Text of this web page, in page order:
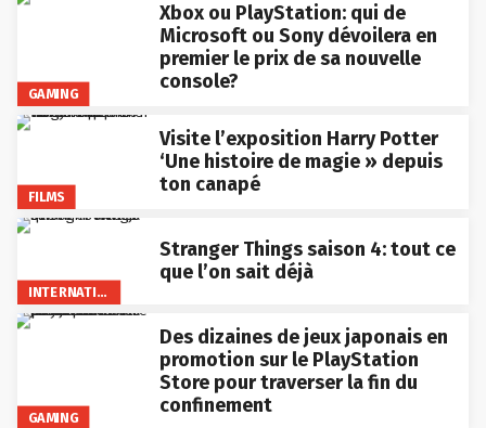
GAMING
Xbox ou PlayStation: qui de
Microsoft ou Sony dévoilera en
premier le prix de sa nouvelle
console?
FILMS
Visite l’exposition Harry Potter
‘Une histoire de magie » depuis
ton canapé
INTERNATIONAL
Stranger Things saison 4: tout ce
que l’on sait déjà
GAMING
Des dizaines de jeux japonais en
promotion sur le PlayStation
Store pour traverser la fin du
confinement